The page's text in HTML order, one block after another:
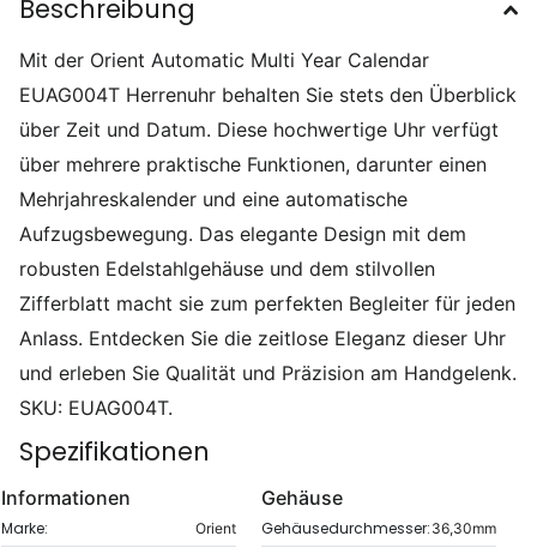
Beschreibung
Mit der Orient Automatic Multi Year Calendar
EUAG004T Herrenuhr behalten Sie stets den Überblick
über Zeit und Datum. Diese hochwertige Uhr verfügt
über mehrere praktische Funktionen, darunter einen
Mehrjahreskalender und eine automatische
Aufzugsbewegung. Das elegante Design mit dem
robusten Edelstahlgehäuse und dem stilvollen
Zifferblatt macht sie zum perfekten Begleiter für jeden
Anlass. Entdecken Sie die zeitlose Eleganz dieser Uhr
und erleben Sie Qualität und Präzision am Handgelenk.
SKU: EUAG004T.
Spezifikationen
Informationen
Marke: Orient
Gehäuse
Gehäusedurchmesser: 36,30mm